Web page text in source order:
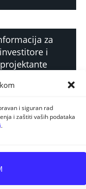
i siguran rad
i zaštiti vaših podataka
.
za
investitore i
projektante
i planski
dokument